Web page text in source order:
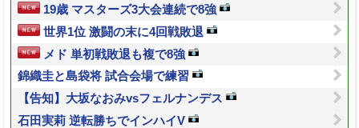
19歳 マスターズ3大会連続で8強
世界1位 激闘の末に4回戦敗退
メド 単初戦敗退も複で8強
錦織圭と島袋将 試合会場で練習
【告知】大坂なおみvsフェルナンデス
石田実莉 逆転勝ちでインハイV